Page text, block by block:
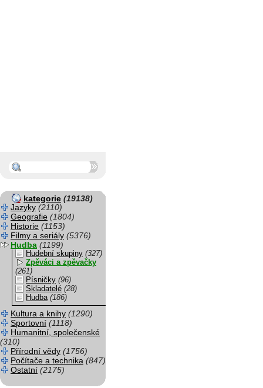
kategorie (19138)
Jazyky (2110)
Geografie (1804)
Historie (1153)
Filmy a seriály (5376)
Hudba (1199)
Hudební skupiny (327)
Zpěváci a zpěvačky
(261)
Písničky (96)
Skladatelé (28)
Hudba (186)
Kultura a knihy (1290)
Sportovní (1118)
Humanitní, společenské
(310)
Přírodní vědy (1756)
Počítače a technika (847)
Ostatní (2175)